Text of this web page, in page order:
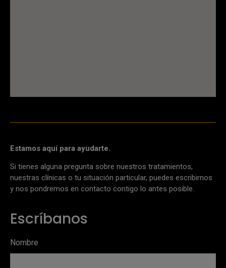
Estamos aquí para ayudarte.
Si tienes alguna pregunta sobre nuestros tratamientos,
nuestras clínicas o tu situación particular, puedes escribirnos
y nos pondremos en contacto contigo lo antes posible.
Escríbanos
Nombre